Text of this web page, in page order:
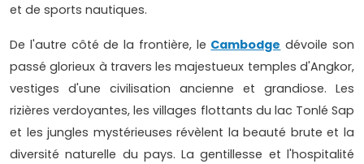
et de sports nautiques.
De l'autre côté de la frontière, le Cambodge dévoile son
passé glorieux à travers les majestueux temples d'Angkor,
vestiges d'une civilisation ancienne et grandiose. Les
rizières verdoyantes, les villages flottants du lac Tonlé Sap
et les jungles mystérieuses révèlent la beauté brute et la
diversité naturelle du pays. La gentillesse et l'hospitalité